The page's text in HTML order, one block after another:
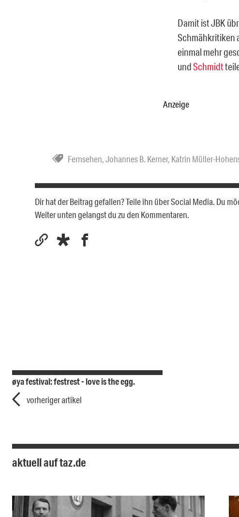
Damit ist JBK
Schmähkritiken
einmal mehr
undSchmidt
Anzeige
Fernsehen,Johannes B. Kerner, Katrin Müller-
Dir hat der Beitrag gefallen? Teile ihn über Social Media. Du
Weiter unten gelangst du zu den Kommentaren.
øya festival: festrest - love is the egg.
vorheriger artikel
aktuell auf taz.de